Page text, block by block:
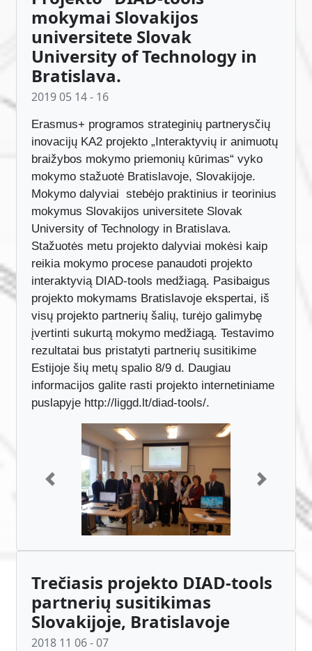
Projekto "DIAD-tools"
mokymai Slovakijos
universitete Slovak
University of Technology in
Bratislava.
Erasmus+ programos strateginių partnerysčių
inovacijų KA2 projekto „Interaktyvių ir animuotų
braižybos mokymo priemonių kūrimas“ vyko
mokymo stažuotė Bratislavoje, Slovakijoje.
Mokymo dalyviai stebėjo praktinius ir teorinius
mokymus Slovakijos universitete Slovak
University of Technology in Bratislava.
Stažuotės metu projekto dalyviai mokėsi kaip
reikia mokymo procese panaudoti projekto
interaktyvią DIAD-tools medžiagą. Pasibaigus
projekto mokymams Bratislavoje ekspertai, iš
visų projekto partnerių šalių, turėjo galimybę
įvertinti sukurtą mokymo medžiagą. Testavimo
rezultatai bus pristatyti partnerių susitikime
Estijoje šių metų spalio 8/9 d. Daugiau
informacijos galite rasti projekto internetiniame
Previous
Trečiasis projekto DIAD-tools
partnerių susitikimas
Slovakijoje, Bratislavoje